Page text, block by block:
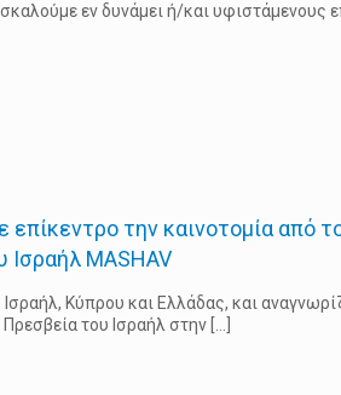
εν δυνάμει ή/και υφιστάμενους
την καινοτομία από
Ισραήλ MASHAV
Κύπρου και Ελλάδας, και
του Ισραήλ στην[…]